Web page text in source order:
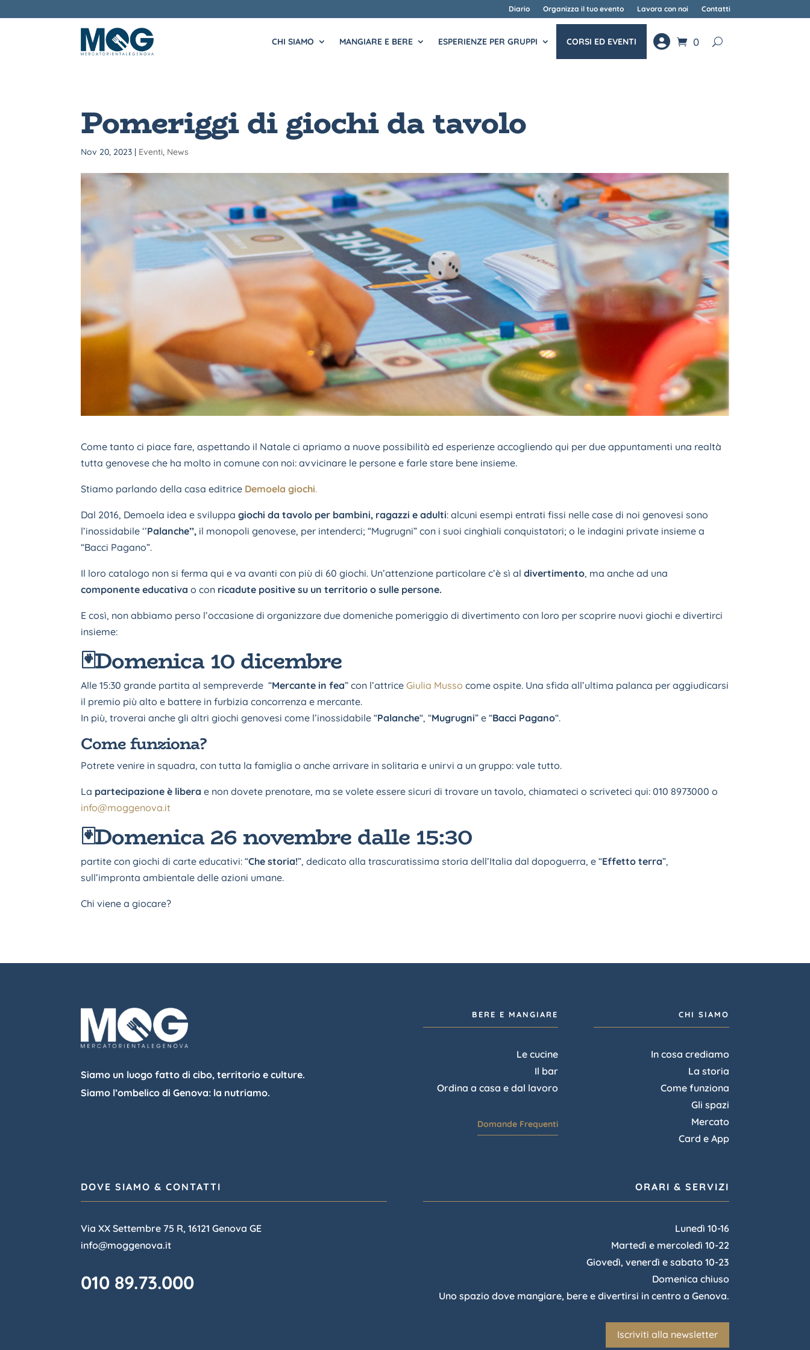
Diario Organizza il tuo evento Lavora con noi Contatti
CHI SIAMO MANGIARE E BERE ESPERIENZE PER GRUPPI CORSI ED EVENTI 0
Pomeriggi di giochi da tavolo
Nov 20, 2023 | Eventi, News
Come tanto ci piace fare, aspettando il Natale ci apriamo a nuove possibilità ed esperienze accogliendo qui per due appuntamenti una realtà
tutta genovese che ha molto in comune con noi: avvicinare le persone e farle stare bene insieme.
Stiamo parlando della casa editrice Demoela giochi.
Dal 2016, Demoela idea e sviluppa giochi da tavolo per bambini, ragazzi e adulti: alcuni esempi entrati fissi nelle case di noi genovesi sono
l’inossidabile ‘’Palanche’’, il monopoli genovese, per intenderci; “Mugrugni” con i suoi cinghiali conquistatori; o le indagini private insieme a
“Bacci Pagano”.
Il loro catalogo non si ferma qui e va avanti con più di 60 giochi. Un’attenzione particolare c’è sì aldivertimento, ma anche ad una
componente educativa o con ricadute positive su un territorio o sulle persone.
E così, non abbiamo perso l’occasione di organizzare due domeniche pomeriggio di divertimento con loro per scoprire nuovi giochi e divertirci
insieme:
🃏Domenica 10 dicembre
Alle 15:30 grande partita al sempreverde “Mercante in fea” con l’attriceGiulia Musso come ospite. Una sfida all’ultima palanca per aggiudicarsi
il premio più alto e battere in furbizia concorrenza e mercante.
In più, troverai anche gli altri giochi genovesi come l’inossidabile “Palanche“, “Mugrugni” e “Bacci Pagano“.
Come funziona?
Potrete venire in squadra, con tutta la famiglia o anche arrivare in solitaria e unirvi a un gruppo: vale tutto.
La partecipazione è libera e non dovete prenotare, ma se volete essere sicuri di trovare un tavolo, chiamateci o scriveteci qui: 010 8973000 o
info@moggenova.it
🃏Domenica 26 novembre dalle 15:30
partite con giochi di carte educativi: “Che storia!”, dedicato alla trascuratissima storia dell’Italia dal dopoguerra, e “Effetto terra”,
sull’impronta ambientale delle azioni umane.
Chi viene a giocare?
Siamo un luogo fatto di cibo, territorio e culture.
Siamo l’ombelico di Genova: la nutriamo.
BERE E MANGIARE
Le cucine
Il bar
Ordina a casa e dal lavoro
Domande Frequenti
CHI SIAMO
In cosa crediamo
La storia
Come funziona
Gli spazi
Mercato
Card e App
DOVE SIAMO & CONTATTI
Via XX Settembre 75 R, 16121 Genova GE
info@moggenova.it
010 89.73.000
ORARI & SERVIZI
Lunedì 10-16
Martedì e mercoledì 10-22
Giovedì, venerdì e sabato 10-23
Domenica chiuso
Uno spazio dove mangiare, bere e divertirsi in centro a Genova.
Iscriviti alla newsletter